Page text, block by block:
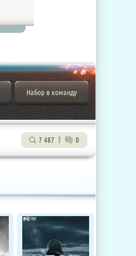
Набор в команду
7 487 0